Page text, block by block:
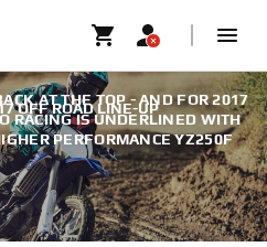
OFF ROAD LINE-UP
AT THE TOP - AND FOR 2017
RACING IS UNDERLINED WITH
PERFORMANCE YZ250F